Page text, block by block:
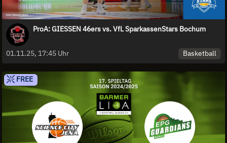
ProA: GIESSEN 46ers vs. VfL SparkassenStars Bochum
01.11.25, 17:45 Uhr Basketball
FREE